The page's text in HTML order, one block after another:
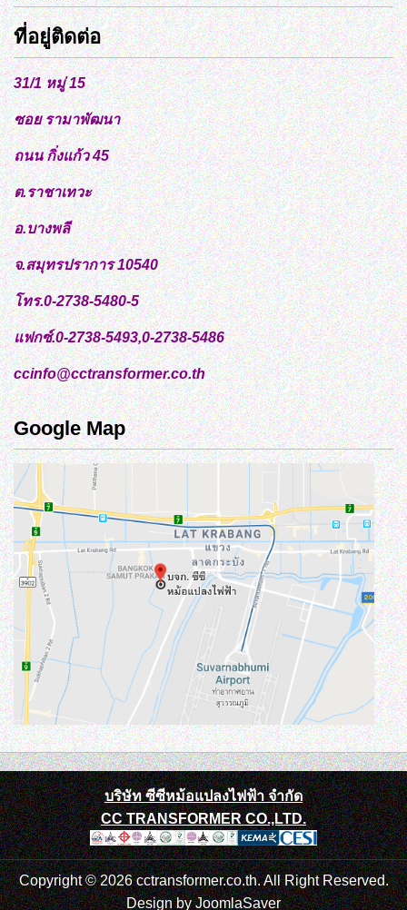
ที่อยู่ติดต่อ
31/1 หมู่ 15
ซอย รามาพัฒนา
ถนน กิ่งแก้ว 45
ต.ราชาเทวะ
อ.บางพลี
จ.สมุทรปราการ 10540
โทร.0-2738-5480-5
แฟกซ์.0-2738-5493,0-2738-5486
ccinfo@cctransformer.co.th
Google Map
บริษัท ซีซีหม้อแปลงไฟฟ้า จำกัด
CC TRANSFORMER CO.,LTD.
Copyright © 2026 cctransformer.co.th. All Right Reserved.
Design byJoomlaSaver